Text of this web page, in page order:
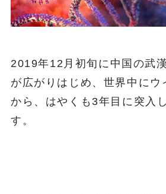
2019年12月初旬に中国の武
が広がりはじめ、世界中にウ
から、はやくも3年目に突入
す。